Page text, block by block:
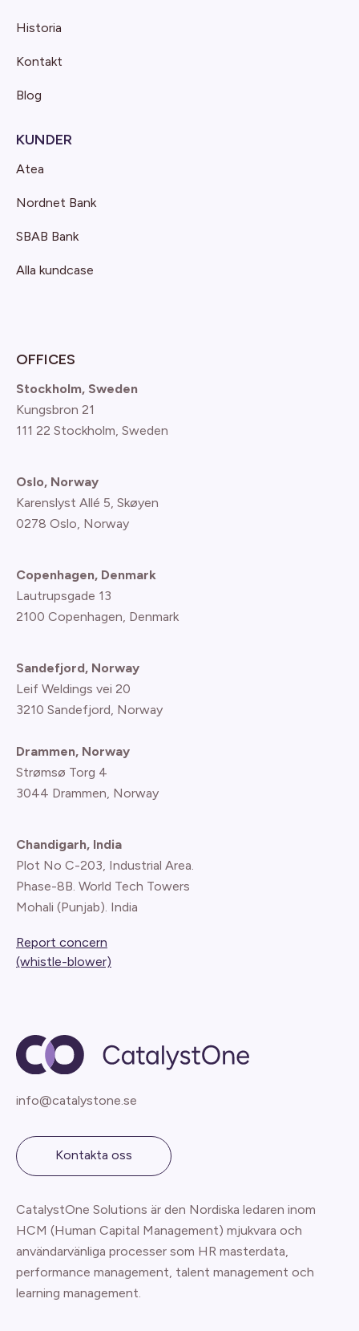
Historia
Kontakt
Blog
KUNDER
Atea
Nordnet Bank
SBAB Bank
Alla kundcase
OFFICES
Stockholm, Sweden
Kungsbron 21
111 22 Stockholm, Sweden
Oslo, Norway
Karenslyst Allé 5, Skøyen
0278 Oslo, Norway
Copenhagen, Denmark
Lautrupsgade 13
2100 Copenhagen, Denmark
Sandefjord, Norway
Leif Weldings vei 20
3210 Sandefjord, Norway
Drammen, Norway
Strømsø Torg 4
3044 Drammen, Norway
Chandigarh, India
Plot No C-203, Industrial Area.
Phase-8B. World Tech Towers
Mohali (Punjab). India
Report concern
(whistle-blower)
info@catalystone.se
Kontakta oss
CatalystOne Solutions är den Nordiska ledaren inom
HCM (Human Capital Management) mjukvara och
användarvänliga processer som HR masterdata,
performance management, talent management och
learning management.